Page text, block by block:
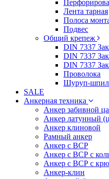
Лента тарная
Полоса
Подвес
Общий крепеж
DIN 7337
DIN 7337
DIN 7337
Проволока
Шуруп-
SALE
Анкерная техника
Анкер забивной
Анкер латунный
Анкер клиновой
Рамный анкер
Анкер с ВСР
Анкер с ВСР с
Анкер с ВСР с
Анкер-клин